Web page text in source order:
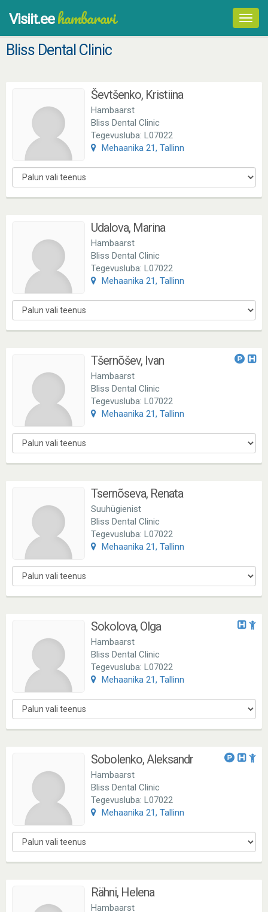
Visiit.eehambaravi
Bliss Dental Clinic
Ševtšenko, Kristiina
Hambaarst
Bliss Dental Clinic
Tegevusluba: L07022
Mehaanika 21, Tallinn
Udalova, Marina
Hambaarst
Bliss Dental Clinic
Tegevusluba: L07022
Mehaanika 21, Tallinn
Tšernõšev, Ivan
Hambaarst
Bliss Dental Clinic
Tegevusluba: L07022
Mehaanika 21, Tallinn
Tsernõseva, Renata
Suuhügienist
Bliss Dental Clinic
Tegevusluba: L07022
Mehaanika 21, Tallinn
Sokolova, Olga
Hambaarst
Bliss Dental Clinic
Tegevusluba: L07022
Mehaanika 21, Tallinn
Sobolenko, Aleksandr
Hambaarst
Bliss Dental Clinic
Tegevusluba: L07022
Mehaanika 21, Tallinn
Rähni, Helena
Hambaarst